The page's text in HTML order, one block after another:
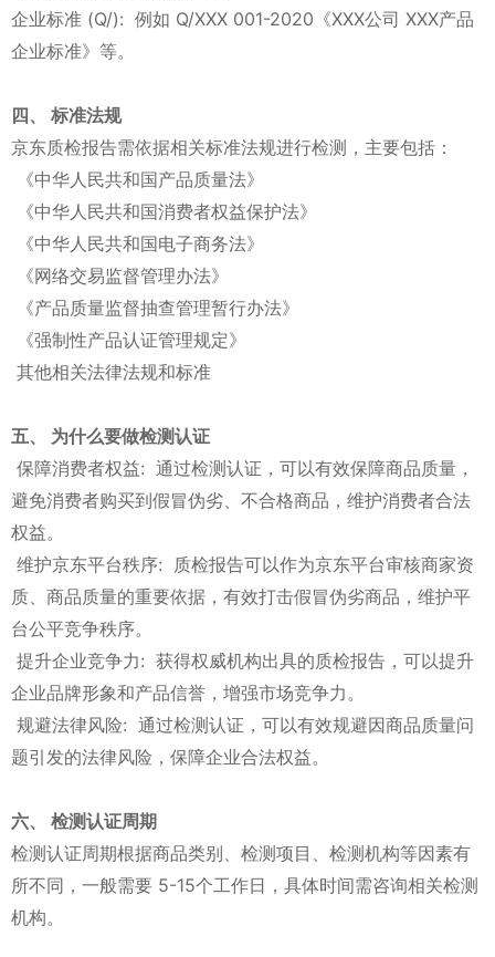
企业标准 (Q/): 例如 Q/XXX 001-2020《XXX公司 XXX产品
企业标准》等。
四、 标准法规
京东质检报告需依据相关标准法规进行检测，主要包括：
《中华人民共和国产品质量法》
《中华人民共和国消费者权益保护法》
《中华人民共和国电子商务法》
《网络交易监督管理办法》
《产品质量监督抽查管理暂行办法》
《强制性产品认证管理规定》
其他相关法律法规和标准
五、 为什么要做检测认证
保障消费者权益: 通过检测认证，可以有效保障商品质量，
避免消费者购买到假冒伪劣、不合格商品，维护消费者合法
权益。
维护京东平台秩序: 质检报告可以作为京东平台审核商家资
质、商品质量的重要依据，有效打击假冒伪劣商品，维护平
台公平竞争秩序。
提升企业竞争力: 获得权威机构出具的质检报告，可以提升
企业品牌形象和产品信誉，增强市场竞争力。
规避法律风险: 通过检测认证，可以有效规避因商品质量问
题引发的法律风险，保障企业合法权益。
六、 检测认证周期
检测认证周期根据商品类别、检测项目、检测机构等因素有
所不同，一般需要 5-15个工作日，具体时间需咨询相关检测
机构。